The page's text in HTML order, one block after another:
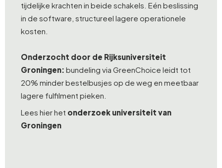
tijdelijke krachten in beide schakels. Eén beslissing
in de software, structureel lagere operationele
kosten.
Onderzocht door de Rijksuniversiteit
Groningen: bundeling via GreenChoice leidt tot
20% minder bestelbusjes op de weg en meetbaar
lagere fulfilment pieken.
Lees hier het onderzoek universiteit van
Groningen